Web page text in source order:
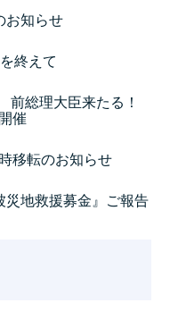
お知らせ
終えて
総理大臣来たる！
催
移転のお知らせ
災地救援募金』ご報告